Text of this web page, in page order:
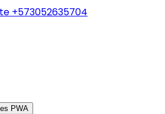
+573052635704
PWA